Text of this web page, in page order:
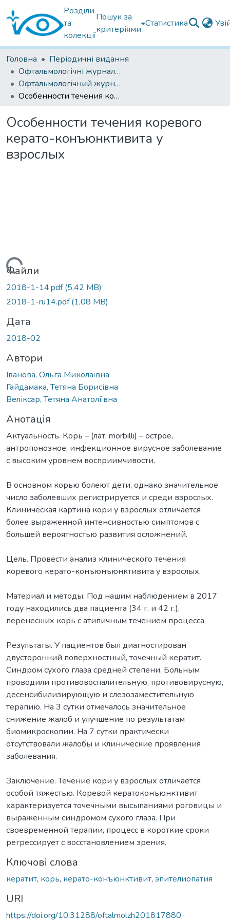
Розділи
та
колекції
Пошук за
критеріями
Статистика
Головна
Періодичні видання
Офтальмологічні журнали українські
Офтальмологічний журнал 2018
Особенности течения коревого керато-конъюнктивита у взрослых
Особенности течения коревого
керато-конъюнктивита у
взрослых
Файли
2018-1-14.pdf(5,42 MB)
2018-1-ru14.pdf(1,08 MB)
Дата
2018-02
Автори
Іванова, Ольга Миколаївна
Гайдамака, Тетяна Борисівна
Веліксар, Тетяна Анатоліївна
Анотація
Актуальность. Корь – (лат. morbilli) – острое,
антропонозное, инфекционное вирусное заболевание
с высоким уровнем восприимчивости.
В основном корью болеют дети, однако значительное
число заболевших регистрируется и среди взрослых.
Клиническая картина кори у взрослых отличается
более выраженной интенсивностью симптомов с
большей вероятностью развития осложнений.
Цель. Провести анализ клинического течения
коревого керато-конъюнъюнктивита у взрослых.
Материал и методы. Под нашим наблюдением в 2017
году находились два пациента (34 г. и 42 г.),
перенесших корь с атипичным течением процесса.
Результаты. У пациентов был диагностирован
двусторонний поверхностный, точечный кератит.
Синдром сухого глаза средней степени. Больным
проводили противовоспалительную, противовирусную,
десенсибилизирующую и слезозаместительную
терапию. На 3 сутки отмечалось значительное
снижение жалоб и улучшение по результатам
биомикроскопии. На 7 сутки практически
отсутствовали жалобы и клинические проявления
заболевания.
Заключение. Течение кори у взрослых отличается
особой тяжестью. Коревой кератоконъюнктивит
характеризуется точечными высыпаниями роговицы и
выраженным синдромом сухого глаза. При
своевременной терапии, процесс в короткие сроки
регрессирует с восстановлением зрения.
Ключові слова
кератит, корь, керато-конъюнктивит, эпителиопатия
URI
https://doi.org/10.31288/oftalmolzh201817880